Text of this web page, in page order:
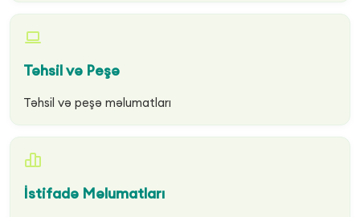
Təhsil və Peşə
Təhsil və peşə məlumatları
İstifadə Məlumatları